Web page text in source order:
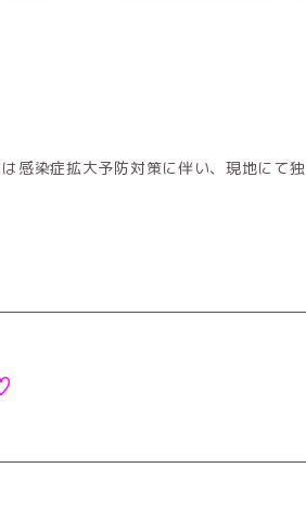
感染症拡大予防対策に伴い、現地にて独